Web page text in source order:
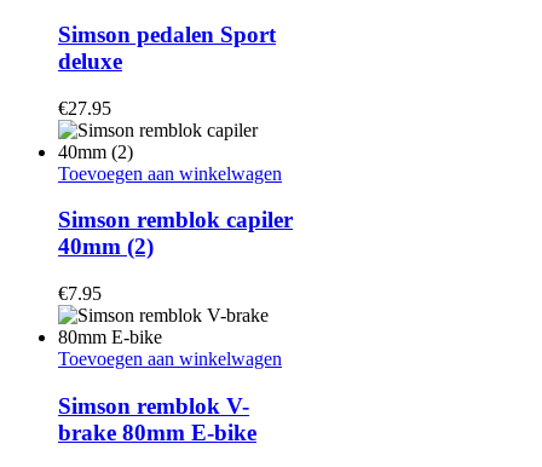
Simson pedalen Sport
deluxe
€27.95
Toevoegen aan winkelwagen
Simson remblok capiler
40mm (2)
€7.95
Toevoegen aan winkelwagen
Simson remblok V-
brake 80mm E-bike